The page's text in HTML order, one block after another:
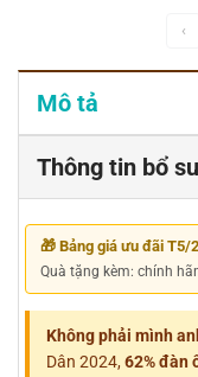
‹
Mô tả
Thông tin bổ
🎁 Bảng giá ưu đãi T5/
Quà tặng kèm: chính
Không phải mình
Dân 2024, 62% đàn